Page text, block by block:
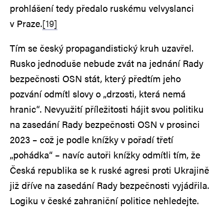
prohlášení tedy předalo ruskému velvyslanci
v Praze.[19]
Tím se český propagandistický kruh uzavřel.
Rusko jednoduše nebude zvát na jednání Rady
bezpečnosti OSN stát, který předtím jeho
pozvání odmítl slovy o „drzosti, která nemá
hranic“. Nevyužití příležitosti hájit svou politiku
na zasedání Rady bezpečnosti OSN v prosinci
2023 – což je podle knížky v pořadí třetí
„pohádka“ – navíc autoři knížky odmítli tím, že
Česká republika se k ruské agresi proti Ukrajině
již dříve na zasedání Rady bezpečnosti vyjádřila.
Logiku v české zahraniční politice nehledejte.